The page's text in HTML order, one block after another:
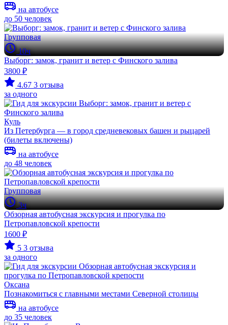
на автобусе
до 50 человек
Групповая
10ч
Выборг: замок, гранит и ветер с Финского залива
3800 ₽
4.67 3 отзыва
за одного
Куль
Из Петербурга — в город средневековых башен и рыцарей
(билеты включены)
на автобусе
до 48 человек
Групповая
3ч
Обзорная автобусная экскурсия и прогулка по
Петропавловской крепости
1600 ₽
5 3 отзыва
за одного
Оксана
Познакомиться с главными местами Северной столицы
на автобусе
до 35 человек